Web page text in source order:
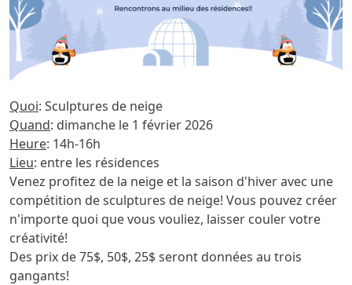
Quoi: Sculptures de neige
Quand: dimanche le 1 février 2026
Heure: 14h-16h
Lieu: entre les résidences
Venez profitez de la neige et la saison d'hiver avec une
compétition de sculptures de neige! Vous pouvez créer
n'importe quoi que vous vouliez, laisser couler votre
créativité!
Des prix de 75$, 50$, 25$ seront données au trois
gangants!